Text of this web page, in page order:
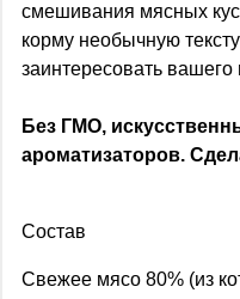
смешивания мясных
корму необычную
заинтересовать вашего
Без ГМО,
ароматизаторов.
Состав
Свежее мясо 80% (из